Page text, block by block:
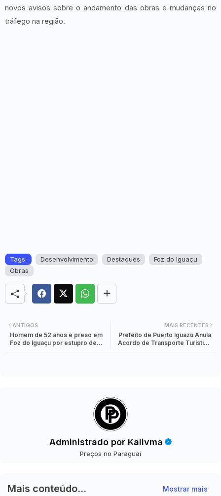
novos avisos sobre o andamento das obras e mudanças no
tráfego na região.
Tags: Desenvolvimento Destaques
Foz do Iguaçu
Obras
MAIS RECENTES
Prefeito de Puerto Iguazú Anula
Acordo de Transporte Turístico
ANTIGOS
Homem de 52 anos é preso em
Foz do Iguaçu por estupro de
Administrado por Kalivma
Preços no Paraguai
Mais conteúdo... Mostrar mais